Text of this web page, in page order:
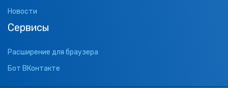
Новости
Сервисы
Расширение для браузера
Бот ВКонтакте